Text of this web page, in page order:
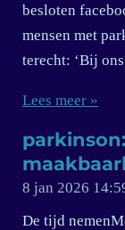
besloten
mensen met
terecht: ‘Bij
Lees meer »
8 jan 2026
De tijd